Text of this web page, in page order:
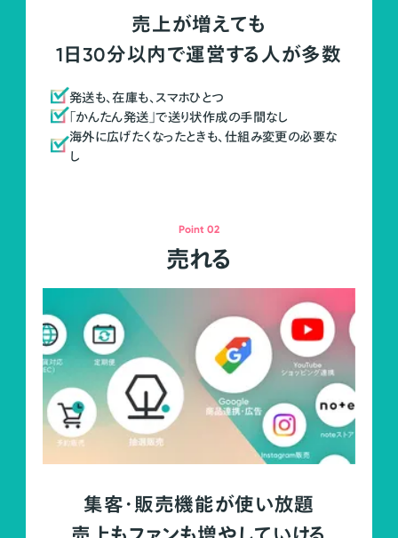
売上が増えても
1日30分以内で運営する人が多数
発送も、在庫も、スマホひとつ
「かんたん発送」で送り状作成の手間なし
海外に広げたくなったときも、仕組み変更の必要な
し
Point 02
売れる
集客・販売機能が使い放題